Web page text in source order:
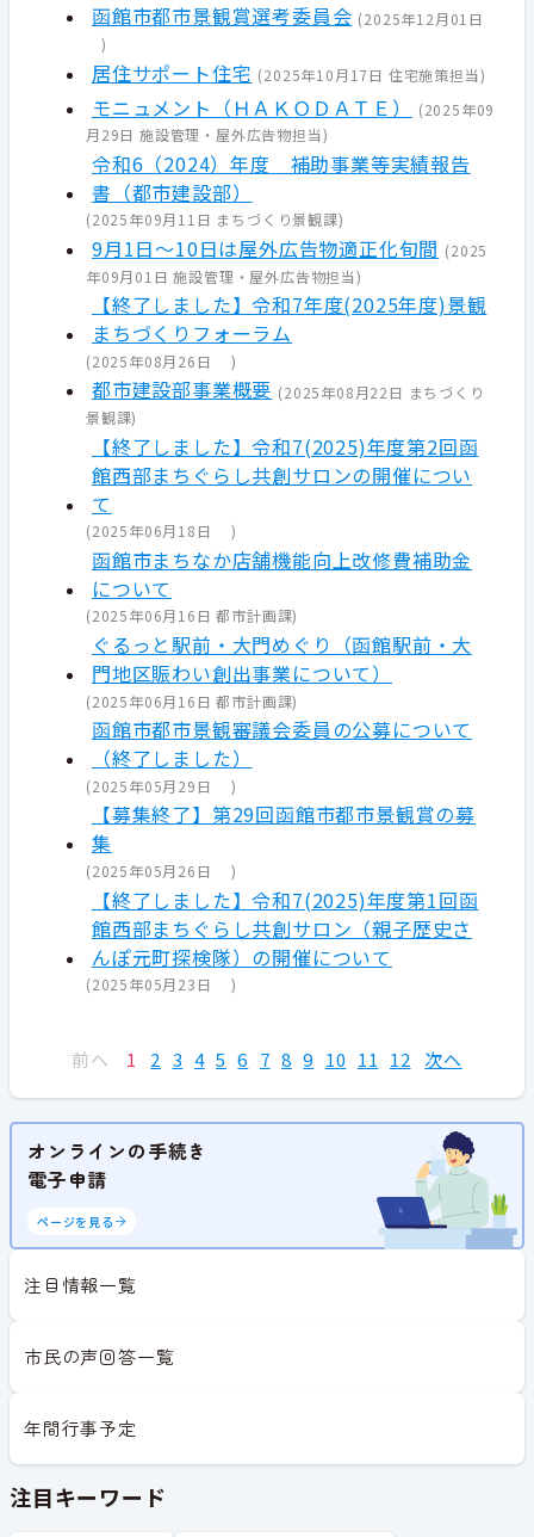
函館市都市景観賞選考委員会 (2025年12月01日
)
居住サポート住宅 (2025年10月17日 住宅施策担当)
モニュメント（ＨＡＫＯＤＡＴＥ） (2025年09
月29日 施設管理・屋外広告物担当)
令和6（2024）年度 補助事業等実績報告
書（都市建設部）
(2025年09月11日 まちづくり景観課)
9月1日～10日は屋外広告物適正化旬間 (2025
年09月01日 施設管理・屋外広告物担当)
【終了しました】令和7年度(2025年度)景観
まちづくりフォーラム
(2025年08月26日 )
都市建設部事業概要 (2025年08月22日 まちづくり
景観課)
【終了しました】令和7(2025)年度第2回函
館西部まちぐらし共創サロンの開催につい
て
(2025年06月18日 )
函館市まちなか店舗機能向上改修費補助金
について
(2025年06月16日 都市計画課)
ぐるっと駅前・大門めぐり（函館駅前・大
門地区賑わい創出事業について）
(2025年06月16日 都市計画課)
函館市都市景観審議会委員の公募について
（終了しました）
(2025年05月29日 )
【募集終了】第29回函館市都市景観賞の募
集
(2025年05月26日 )
【終了しました】令和7(2025)年度第1回函
館西部まちぐらし共創サロン（親子歴史さ
んぽ元町探検隊）の開催について
(2025年05月23日 )
前へ 1 2 3 4 5 6 7 8 9 10 11 12 次へ
オンラインの手続き
電子申請
ページを見る
注目情報一覧
市民の声回答一覧
年間行事予定
注目キーワード